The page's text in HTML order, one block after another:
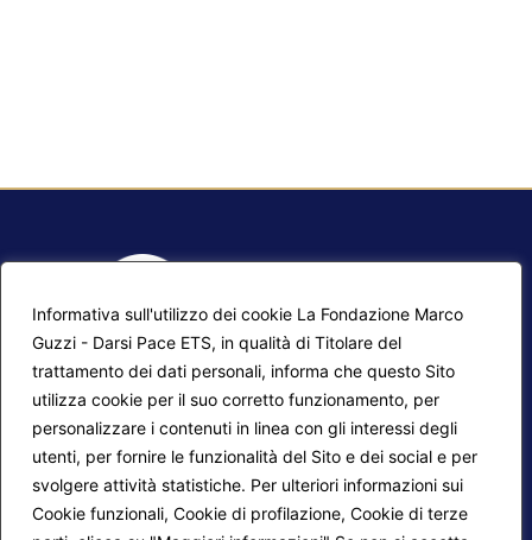
Informativa sull'utilizzo dei cookie La Fondazione Marco
Guzzi - Darsi Pace ETS, in qualità di Titolare del
trattamento dei dati personali, informa che questo Sito
utilizza cookie per il suo corretto funzionamento, per
personalizzare i contenuti in linea con gli interessi degli
utenti, per fornire le funzionalità del Sito e dei social e per
svolgere attività statistiche. Per ulteriori informazioni sui
Cookie funzionali, Cookie di profilazione, Cookie di terze
Mappa del sito
Progetti Darsi Pace
Calendario corsi
Privacy Policy